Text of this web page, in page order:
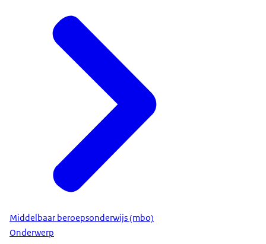
Middelbaar beroepsonderwijs (mbo)
Onderwerp